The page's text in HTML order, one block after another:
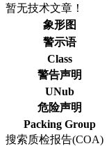
暂无技术文章！
象形图
警示语
Class
警告声明
UNub
危险声明
Packing Group
搜索质检报告(COA)